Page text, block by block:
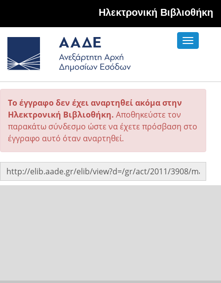
Hλεκτρονική Βιβλιοθήκη
Toggle
Το έγγραφο δεν έχει αναρτηθεί ακόμα στην
Ηλεκτρονική Βιβλιοθήκη. Αποθηκεύστε τον
παρακάτω σύνδεσμο ώστε να έχετε πρόσβαση στο
έγγραφο αυτό όταν αναρτηθεί.